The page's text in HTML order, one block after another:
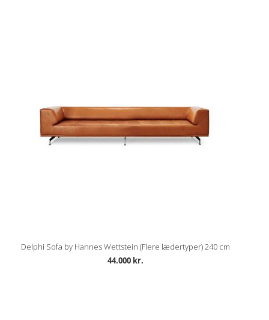
Delphi Sofa by Hannes Wettstein (Flere lædertyper) 240 cm
44.000 kr.